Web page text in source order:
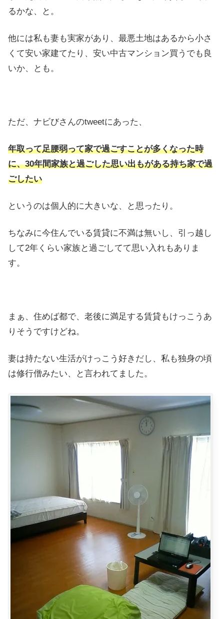
るかな、と。
他には私も妻も実家があり、最悪土地はあるから小さ
くて安い家建てたり、安い中古マンション買うでも良
いか、とも。
ただ、ナビびさんのtweetにあった、
年取って足腰弱って家で過ごすことが多くなった時
に、30年間家族と過ごした思い出もがある持ち家で過
ごしたい
というのは個人的に大きいな、と思ったり。
ちなみに今住んでいる賃貸に不満は無いし、引っ越し
して2年くらい家族と過ごしてて思い入れもありま
す。
まぁ、住めば都で、老後に満足する賃貸もけっこうあ
りそうですけどね。
妻は持たない生活がけっこう好きだし、私も独身の頃
は修行僧みたい、と言われてました。